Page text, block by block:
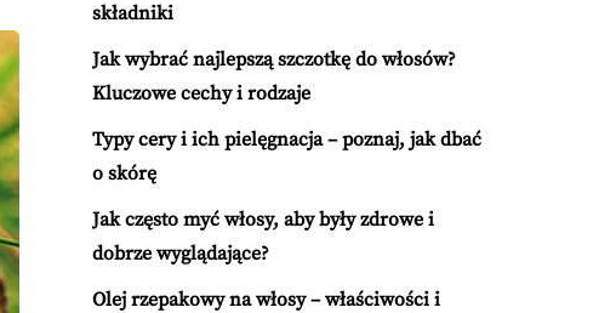
składniki
Jak wybrać najlepszą szczotkę do włosów?
Kluczowe cechy i rodzaje
Typy cery i ich pielęgnacja – poznaj, jak dbać
o skórę
Jak często myć włosy, aby były zdrowe i
dobrze wyglądające?
Olej rzepakowy na włosy – właściwości i